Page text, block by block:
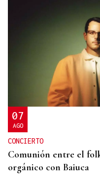
07
AGO
CONCIERTO
Comunión entre el
orgánico con Baiuca